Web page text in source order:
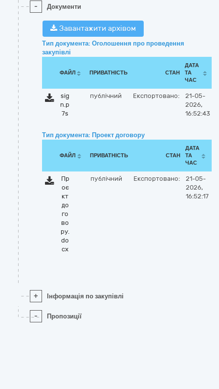
- Документи
Завантажити архівом
Тип документа: Оголошення про проведення
закупівлі
ФАЙЛ ПРИВАТНІСТЬ СТАН
ДАТА
ТА
ЧАС
sig
n.p
7s
публічний Експортовано:
21-05-
2026,
16:52:43
Тип документа: Проект договору
ФАЙЛ ПРИВАТНІСТЬ СТАН
ДАТА
ТА
ЧАС
Пр
оє
кт
до
го
во
ру.
do
cx
публічний Експортовано:
21-05-
2026,
16:52:17
+ Інформація по закупівлі
- Пропозиції